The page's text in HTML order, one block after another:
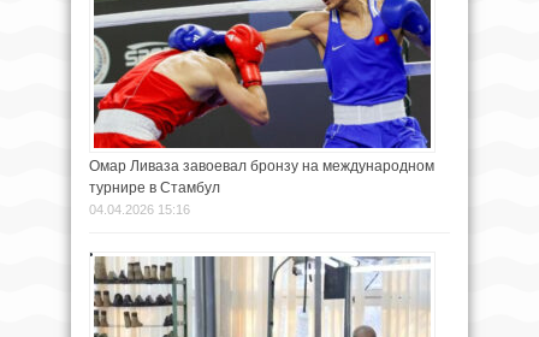
Омар Ливаза завоевал бронзу на международном
турнире в Стамбул
04.04.2026 15:16